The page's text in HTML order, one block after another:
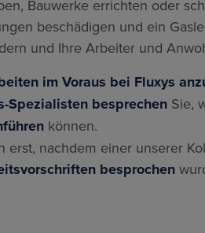
Bauwerke errichten oder
beschädigen und ein
und Ihre Arbeiter und
im Voraus bei Fluxys
Spezialisten besprechen Sie,
können.
erst, nachdem einer unserer
besprochen